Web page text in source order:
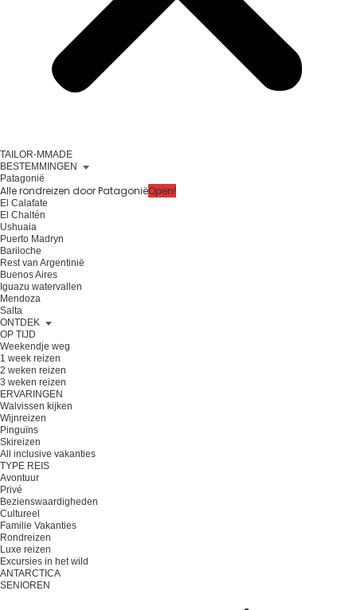
TAILOR-MMADE
BESTEMMINGEN
Patagonië
Alle rondreizen door PatagoniëOpen!
El Calafate
El Chaltén
Ushuaia
Puerto Madryn
Bariloche
Rest van Argentinië
Buenos Aires
Iguazu watervallen
Mendoza
Salta
ONTDEK
OP TIJD
Weekendje weg
1 week reizen
2 weken reizen
3 weken reizen
ERVARINGEN
Walvissen kijken
Wijnreizen
Pinguïns
Skireizen
All inclusive vakanties
TYPE REIS
Avontuur
Privé
Bezienswaardigheden
Cultureel
Familie Vakanties
Rondreizen
Luxe reizen
Excursies in het wild
ANTARCTICA
SENIOREN